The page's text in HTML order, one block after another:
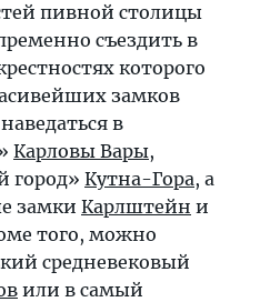
пивной столицы
съездить в
которого
замков
в
Карловы Вары,
город» Кутна-Гора, а
замки Карлштейн и
того, можно
средневековый
или в самый